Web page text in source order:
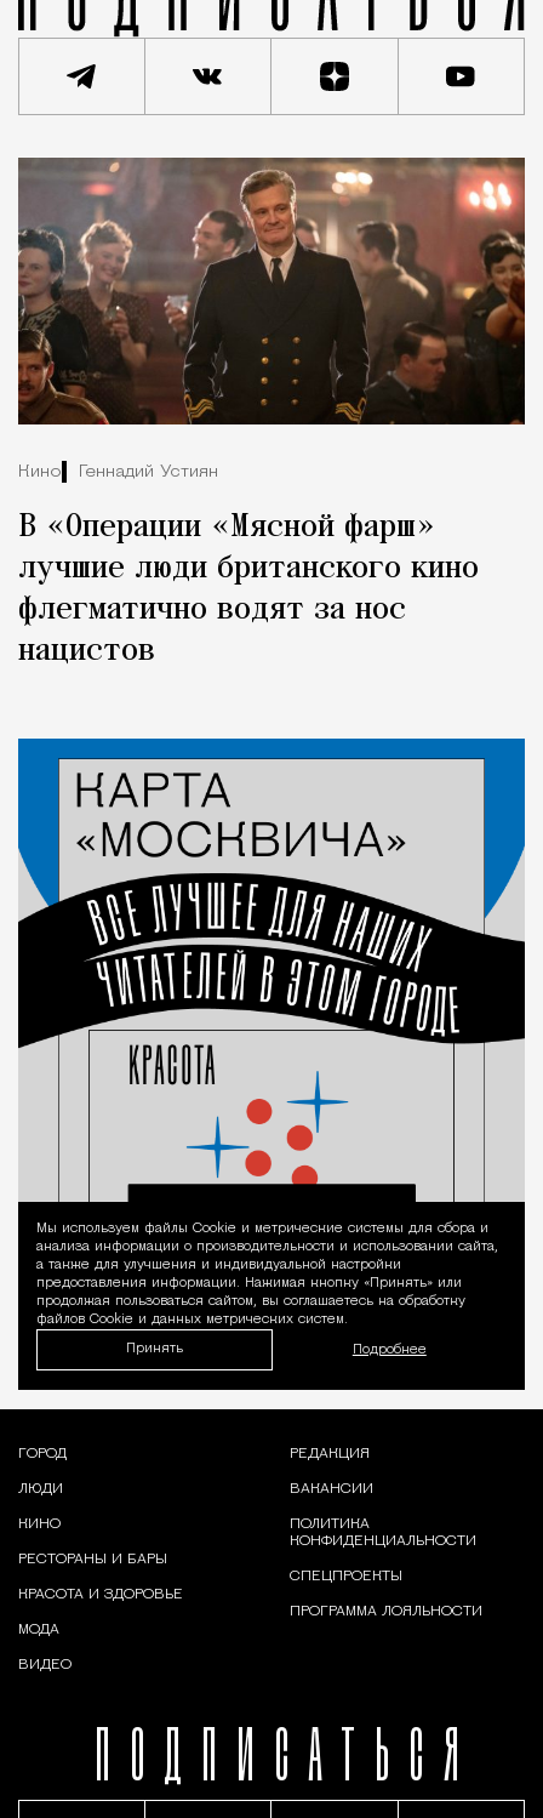
Кино Геннадий Устиян
В «Операции «Мясной фарш»
лучшие люди британского кино
флегматично водят за нос
нацистов
Уведомление
Мы используем файлы Сookie и метрические системы для сбора и
анализа информации о производительности и использовании сайта,
а также для улучшения и индивидуальной настройки
предоставления информации. Нажимая кнопку «Принять» или
продолжая пользоваться сайтом, вы соглашаетесь на обработку
файлов Cookie и данных метрических систем.
Принять Подробнее
ПОДПИСАТЬСЯ
ГОРОД
ЛЮДИ
КИНО
РЕСТОРАНЫ И БАРЫ
КРАСОТА И ЗДОРОВЬЕ
МОДА
ВИДЕО
РЕДАКЦИЯ
ВАКАНСИИ
ПОЛИТИКА
КОНФИДЕНЦИАЛЬНОСТИ
СПЕЦПРОЕКТЫ
ПРОГРАММА ЛОЯЛЬНОСТИ